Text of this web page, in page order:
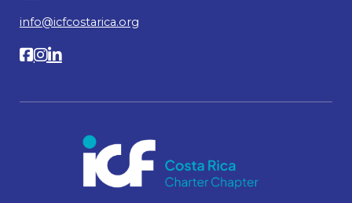
info@icfcostarica.org